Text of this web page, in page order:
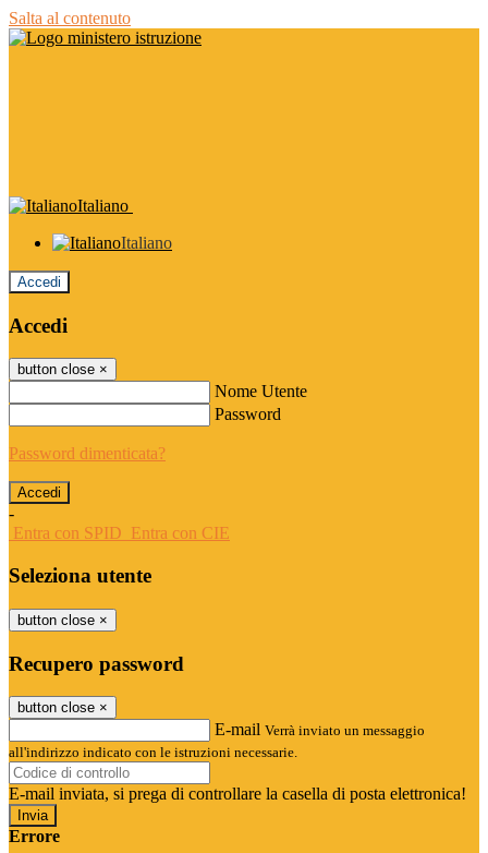
Salta al contenuto
Italiano
Italiano
Accedi
Accedi
button close ×
Nome Utente
Password
Password dimenticata?
-
Entra con SPID Entra con CIE
Seleziona utente
button close ×
Recupero password
button close ×
E-mail Verrà inviato un messaggio
all'indirizzo indicato con le istruzioni necessarie.
E-mail inviata, si prega di controllare la casella di posta elettronica!
Errore